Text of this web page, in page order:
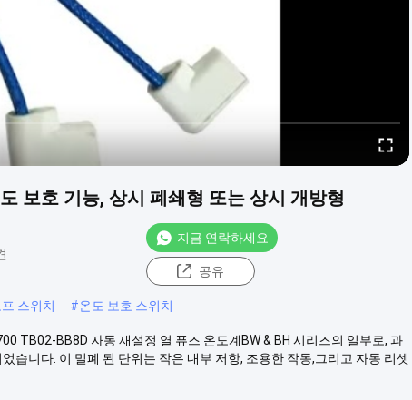
보호 기능, 상시 폐쇄형 또는 상시 개방형
지금 연락하세요
공유
스위치 #온도 보호 스위치
TB02-BB8D 자동 재설정 열 퓨즈 온도계BW & BH 시리즈의 일부로, 과
습니다. 이 밀폐 된 단위는 작은 내부 저항, 조용한 작동,그리고 자동 리셋